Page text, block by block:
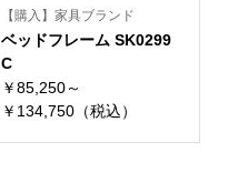
【購入】家具ブランド
ベッドフレーム SK0299
C
￥85,250～
￥134,750（税込）